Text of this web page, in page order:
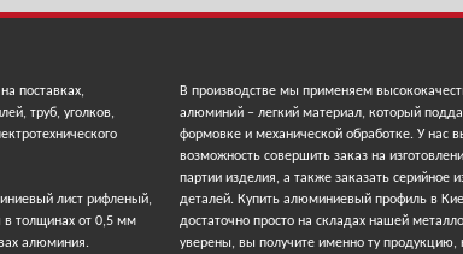
поставках,
труб, уголков,
лист рифленый,
в толщинах от 0,5 мм
алюминия.
В производстве мы применяем
алюминий – легкий материал, который
формовке и механической обработке. У нас
возможность совершить заказ на
партии изделия, а также заказать серийное
деталей. Купить алюминиевый профиль в
достаточно просто на складах нашей
уверены, вы получите именно ту продукцию,